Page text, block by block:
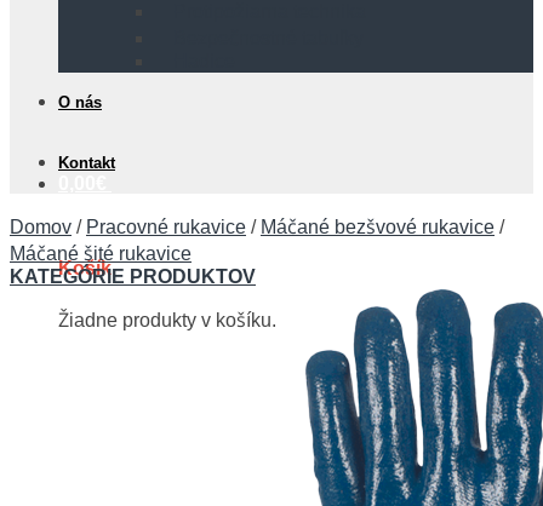
Košík
Žiadne produkty v košíku.
O nás
Kontakt
Domov / Pracovné rukavice / Máčané bezšvové rukavice /
Máčané šité rukavice
KATEGÓRIE PRODUKTOV